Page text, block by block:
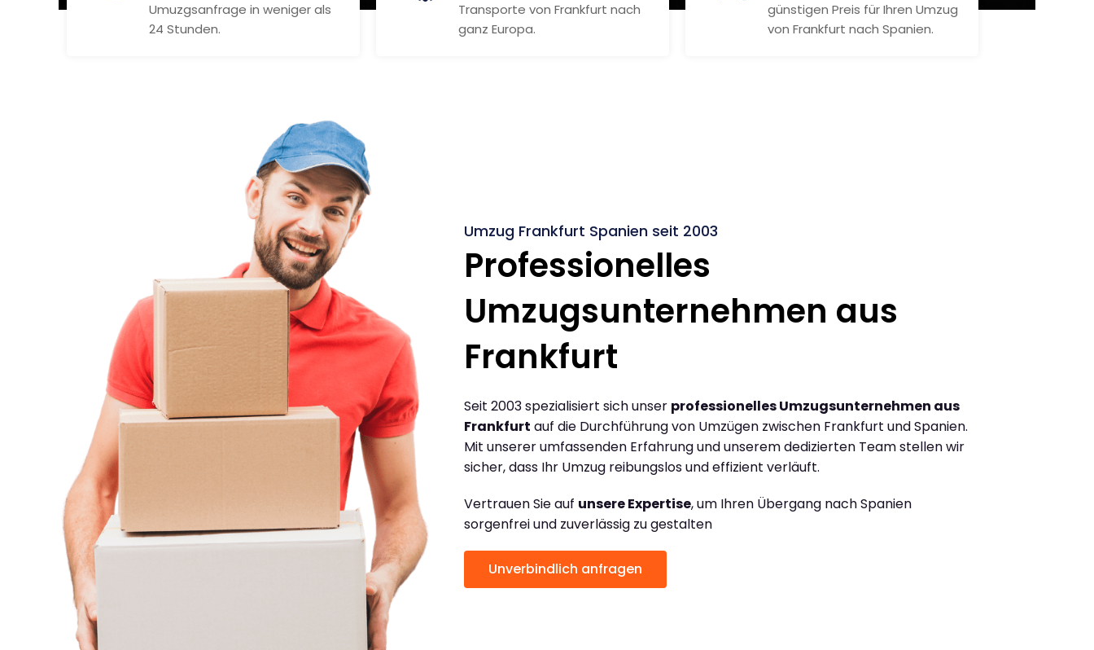
Umuzgsanfrage in weniger als
24 Stunden.
Transporte von Frankfurt nach
ganz Europa.
günstigen Preis für Ihren Umzug
von Frankfurt nach Spanien.
Umzug Frankfurt Spanien seit 2003
Professionelles
Umzugsunternehmen aus
Frankfurt
Seit 2003 spezialisiert sich unser professionelles Umzugsunternehmen aus
Frankfurt auf die Durchführung von Umzügen zwischen Frankfurt und Spanien.
Mit unserer umfassenden Erfahrung und unserem dedizierten Team stellen wir
sicher, dass Ihr Umzug reibungslos und effizient verläuft.
Vertrauen Sie auf unsere Expertise, um Ihren Übergang nach Spanien
sorgenfrei und zuverlässig zu gestalten
Unverbindlich anfragen